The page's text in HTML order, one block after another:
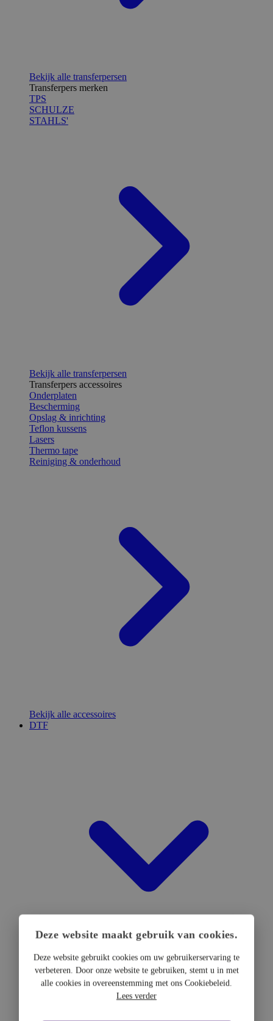
Bekijk alle transferpersen
Transferpers merken
TPS
SCHULZE
STAHLS'
Bekijk alle transferpersen
Transferpers accessoires
Onderplaten
Bescherming
Opslag & inrichting
Teflon kussens
Lasers
Thermo tape
Reiniging & onderhoud
Bekijk alle accessoires
DTF
DTF Hardware
DTF Printers
Deze website maakt gebruik van cookies.
Deze website gebruikt cookies om uw gebruikerservaring te
verbeteren. Door onze website te gebruiken, stemt u in met
alle cookies in overeenstemming met ons Cookiebeleid.
Lees verder